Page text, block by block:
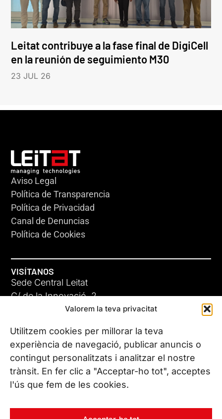
Valorem la teva privacitat
Utilitzem cookies per millorar la teva
experiència de navegació, publicar anuncis o
contingut personalitzats i analitzar el nostre
trànsit. En fer clic a "Acceptar-ho tot", acceptes
l'ús que fem de les cookies.
Leitat contribuye a la fase final de DigiCell
en la reunión de seguimiento M30
23 JUL 26
Aviso Legal
Política de Transparencia
Política de Privacidad
Canal de Denuncias
Política de Cookies
VISÍTANOS
Sede Central Leitat
C/ de la Innovació, 2
08225 Terrassa, (Barcelona)
Conoce todas nuestras sedes
CONTÁCTANOS
Tel. (+34) 937 882 300